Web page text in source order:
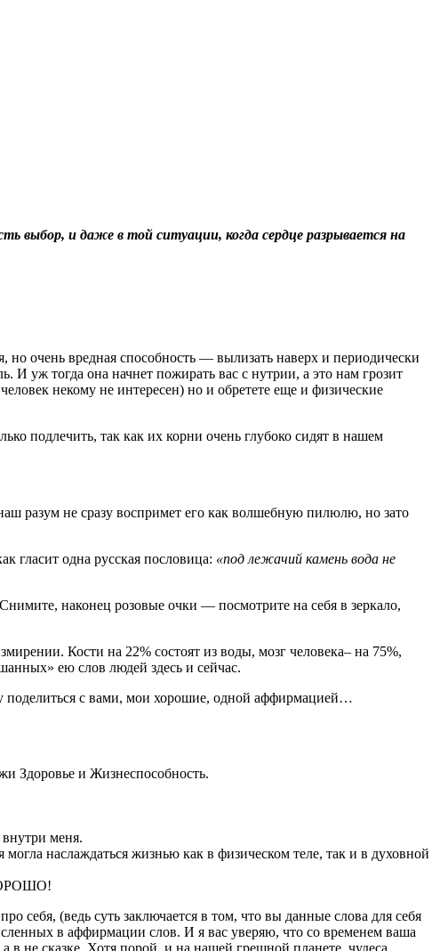
выбор, и даже в той ситуации, когда сердце разрывается на
очень вредная способность — вылизать наверх и периодически
И уж тогда она начнет пожирать вас с нутрии, а это нам грозит
некому не интересен) но и обретете еще и физические
подлечить, так как их корни очень глубоко сидят в нашем
разум не сразу воспримет его как волшебную пилюлю, но зато
гласит одна русская пословица: «под лежачий камень вода не
наконец розовые очки — посмотрите на себя в зеркало,
Кости на 22% состоят из воды, мозг человека– на 75%,
ею слов людей здесь и сейчас.
поделиться с вами, мои хорошие, одной аффирмацией…
Здоровье и Жизнеспособность.
меня.
наслаждаться жизнью как в физическом теле, так и в духовной
себя, (ведь суть заключается в том, что вы данные слова для себя
в аффирмации слов. И я вас уверяю, что со временем ваша
не сказке. Хотя порой, и на нашей грешной планете, чудеса